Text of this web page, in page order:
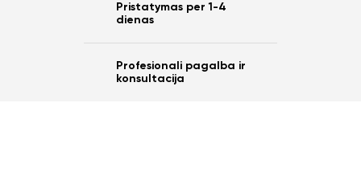
Pristatymas per 1-4
dienas
Profesionali pagalba ir
konsultacija